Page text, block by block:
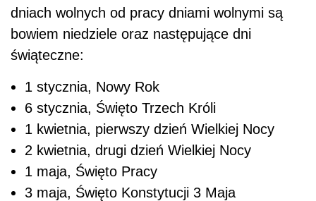
dniach wolnych od pracy dniami wolnymi są
bowiem niedziele oraz następujące dni
świąteczne:
1 stycznia, Nowy Rok
6 stycznia, Święto Trzech Króli
1 kwietnia, pierwszy dzień Wielkiej Nocy
2 kwietnia, drugi dzień Wielkiej Nocy
1 maja, Święto Pracy
3 maja, Święto Konstytucji 3 Maja